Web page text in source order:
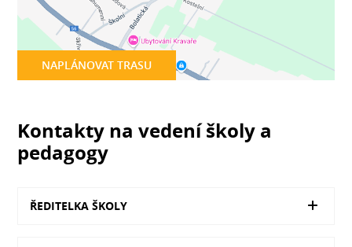
NAPLÁNOVAT TRASU
Kontakty na vedení školy a
pedagogy
ŘEDITELKA ŠKOLY